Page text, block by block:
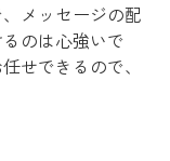
メッセージの配
のは心強いで
せできるので、